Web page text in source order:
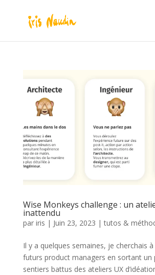
Wise Monkeys challenge : un
inattendu
par iris | Juin 23, 2023 |tutos &
Il y a quelques semaines, je cherchais
futurs product managers en sortant un
sentiers battus des ateliers UX